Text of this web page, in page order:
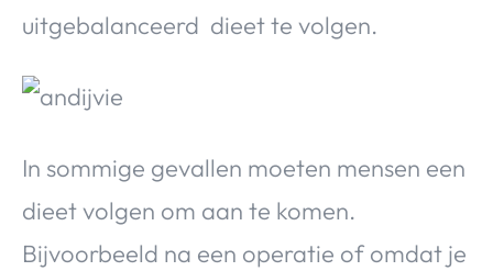
uitgebalanceerd dieet te volgen.
In sommige gevallen moeten mensen een
dieet volgen om aan te komen.
Bijvoorbeeld na een operatie of omdat je